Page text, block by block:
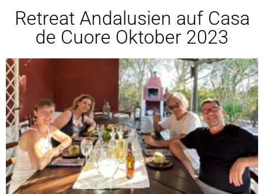
Retreat Andalusien auf Casa
de Cuore Oktober 2023